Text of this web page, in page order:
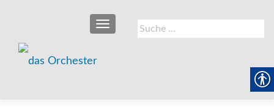
Suche
nach:
SCHALTE NAVIGATION